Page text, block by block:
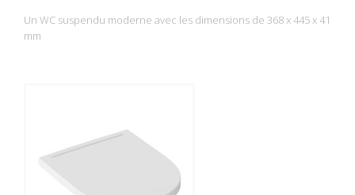
Un WC suspendu moderne avec les dimensions de 368 x 445 x 41
mm